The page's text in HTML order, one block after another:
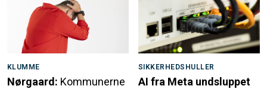
KLUMME
Nørgaard: Kommunerne
SIKKERHEDSHULLER
AI fra Meta undsluppet